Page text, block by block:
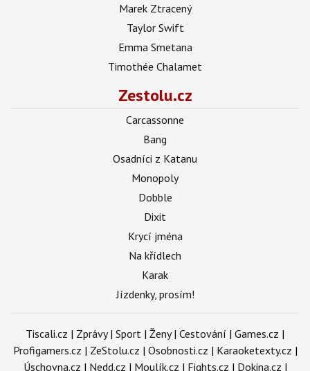
Marek Ztracený
Taylor Swift
Emma Smetana
Timothée Chalamet
Zestolu.cz
Carcassonne
Bang
Osadníci z Katanu
Monopoly
Dobble
Dixit
Krycí jména
Na křídlech
Karak
Jízdenky, prosím!
Tiscali.cz | Zprávy| Sport | Ženy| Cestování | Games.cz |
Profigamers.cz | ZeStolu.cz | Osobnosti.cz | Karaoketexty.cz |
Úschovna.cz | Nedd.cz | Moulík.cz | Fights.cz | Dokina.cz |